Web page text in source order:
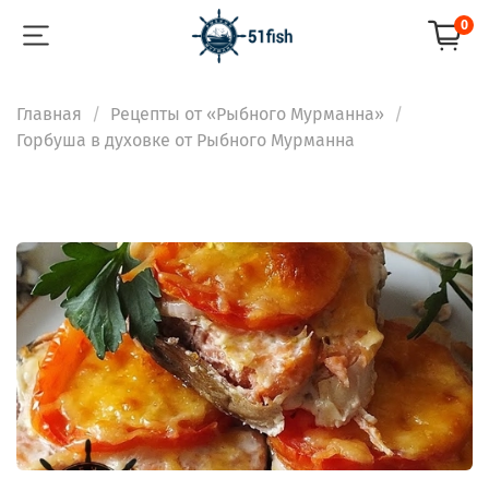
0
Главная
Рецепты от «Рыбного Мурманна»
Горбуша в духовке от Рыбного Мурманна